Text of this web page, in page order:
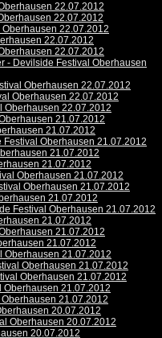
22.07.2012
22.07.2012
22.07.2012
22.07.2012
22.07.2012
- Devilside Festival Oberhausen
Oberhausen 22.07.2012
Oberhausen 22.07.2012
Oberhausen 22.07.2012
21.07.2012
21.07.2012
Oberhausen 21.07.2012
21.07.2012
21.07.2012
Oberhausen 21.07.2012
Oberhausen 21.07.2012
21.07.2012
Festival Oberhausen 21.07.2012
21.07.2012
21.07.2012
21.07.2012
Oberhausen 21.07.2012
Oberhausen 21.07.2012
Oberhausen 21.07.2012
Oberhausen 21.07.2012
21.07.2012
20.07.2012
Oberhausen 20.07.2012
20.07.2012